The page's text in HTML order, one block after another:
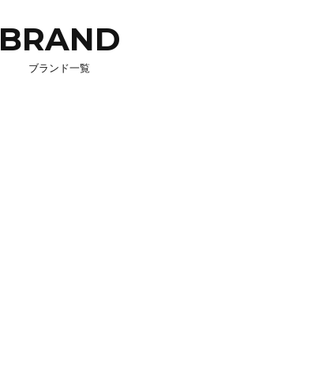
BRAND
ブランド一覧